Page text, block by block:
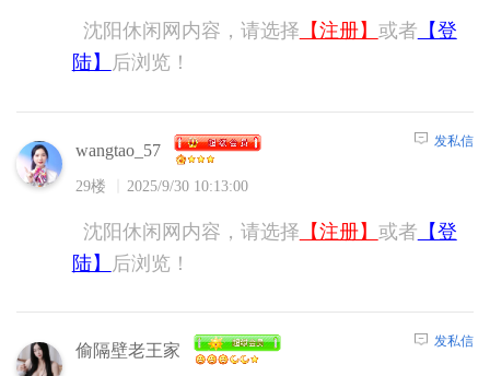
沈阳休闲网内容，请选择 【注册】 或者 【登
陆】
后浏览！
wangtao_57
29楼 2025/9/30 10:13:00
发私信
沈阳休闲网内容，请选择 【注册】 或者 【登
陆】
后浏览！
偷隔壁老王家 发私信